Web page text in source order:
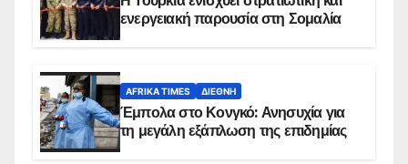
ενεργειακή παρουσία στη Σομαλία
AFRIKA TIMES ΔΙΕΘΝΉ
Έμπολα στο Κονγκό: Ανησυχία για
τη μεγάλη εξάπλωση της επιδημίας